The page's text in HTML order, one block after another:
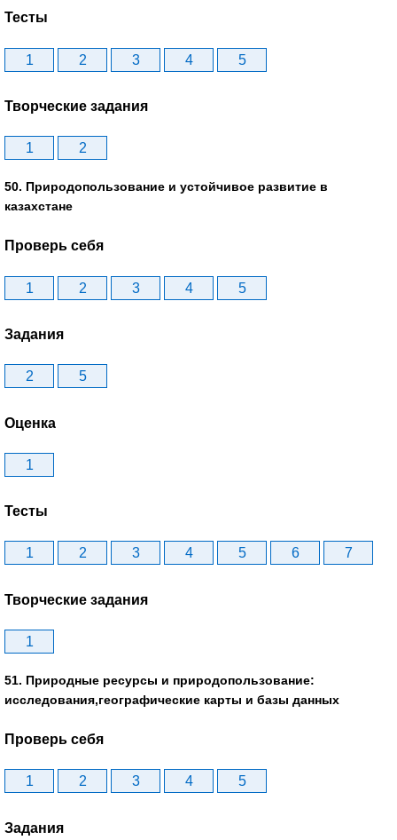
Тесты
1 2 3 4 5
Творческие задания
1 2
50. Природопользование и устойчивое развитие в
казахстане
Проверь себя
1 2 3 4 5
Задания
2 5
Оценка
1
Тесты
1 2 3 4 5 6 7
Творческие задания
1
51. Природные ресурсы и природопользование:
исследования,географические карты и базы данных
Проверь себя
1 2 3 4 5
Задания